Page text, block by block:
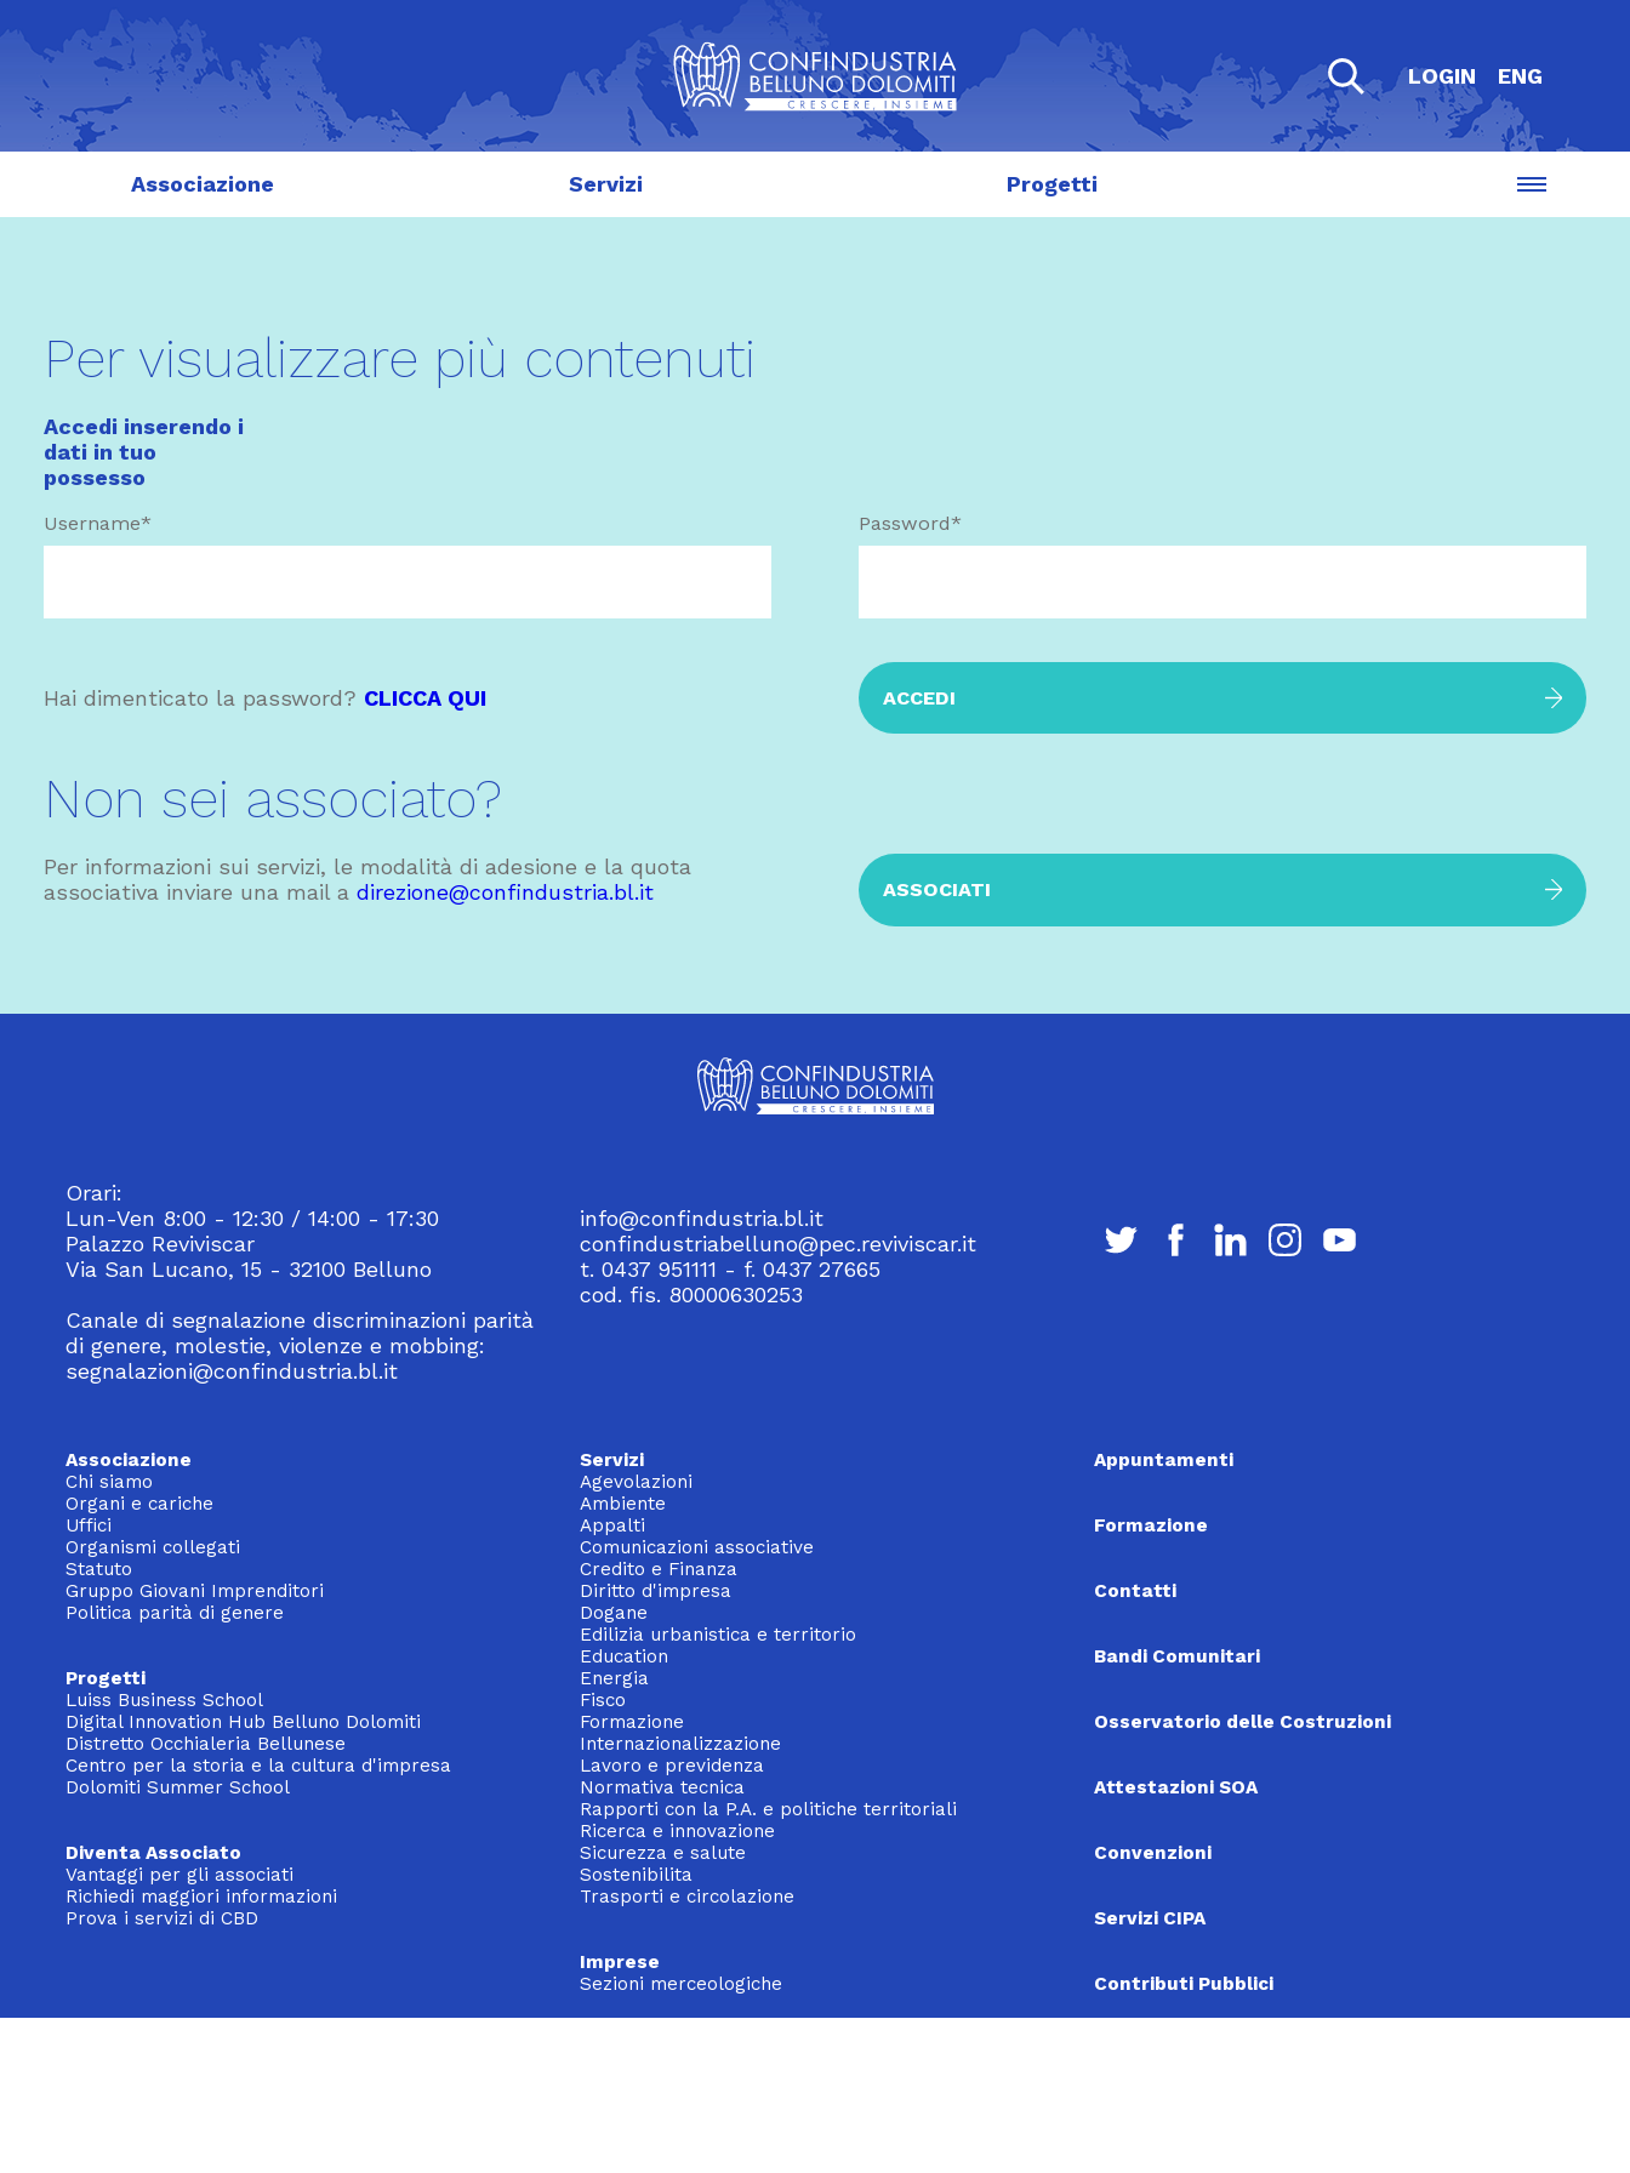
LOGIN ENG
Associazione Servizi Progetti
Per visualizzare più contenuti
Accedi inserendo i
dati in tuo
possesso
Username* Password*
Hai dimenticato la password? CLICCA QUI ACCEDI
Non sei associato?
Per informazioni sui servizi, le modalità di adesione e la quota
associativa inviare una mail a direzione@confindustria.bl.it ASSOCIATI
Orari:
Lun-Ven 8:00 - 12:30 / 14:00 - 17:30
Palazzo Reviviscar
Via San Lucano, 15 - 32100 Belluno
Canale di segnalazione discriminazioni parità
di genere, molestie, violenze e mobbing:
segnalazioni@confindustria.bl.it
info@confindustria.bl.it
confindustriabelluno@pec.reviviscar.it
t. 0437 951111 - f. 0437 27665
cod. fis. 80000630253
Associazione
Chi siamo
Organi e cariche
Uffici
Organismi collegati
Statuto
Gruppo Giovani Imprenditori
Politica parità di genere
Progetti
Luiss Business School
Digital Innovation Hub Belluno Dolomiti
Distretto Occhialeria Bellunese
Centro per la storia e la cultura d'impresa
Dolomiti Summer School
Diventa Associato
Vantaggi per gli associati
Richiedi maggiori informazioni
Prova i servizi di CBD
Servizi
Agevolazioni
Ambiente
Appalti
Comunicazioni associative
Credito e Finanza
Diritto d'impresa
Dogane
Edilizia urbanistica e territorio
Education
Energia
Fisco
Formazione
Internazionalizzazione
Lavoro e previdenza
Normativa tecnica
Rapporti con la P.A. e politiche territoriali
Ricerca e innovazione
Sicurezza e salute
Sostenibilita
Trasporti e circolazione
Imprese
Sezioni merceologiche
Appuntamenti
Formazione
Contatti
Bandi Comunitari
Osservatorio delle Costruzioni
Attestazioni SOA
Convenzioni
Servizi CIPA
Contributi Pubblici